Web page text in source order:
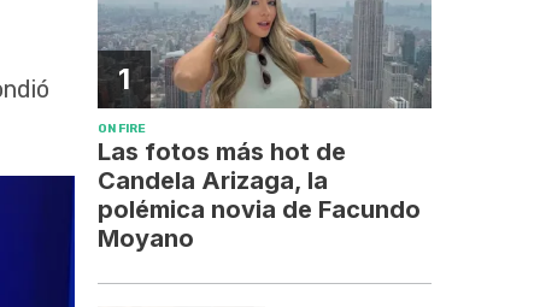
1
ON FIRE
Las fotos más hot de
Candela Arizaga, la
polémica novia de Facundo
Moyano